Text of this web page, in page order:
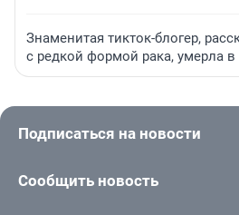
Знаменитая тикток-блогер,
с редкой формой рака, умерла в
Подписаться на новости
Сообщить новость